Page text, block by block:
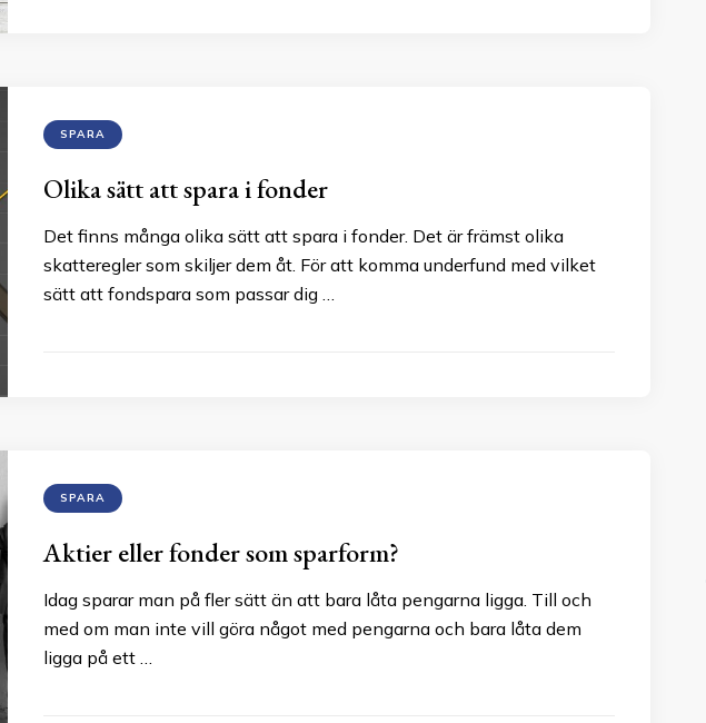
SPARA
Olika sätt att spara i fonder
Det finns många olika sätt att spara i fonder. Det är främst olika
skatteregler som skiljer dem åt. För att komma underfund med vilket
sätt att fondspara som passar dig …
SPARA
Aktier eller fonder som sparform?
Idag sparar man på fler sätt än att bara låta pengarna ligga. Till och
med om man inte vill göra något med pengarna och bara låta dem
ligga på ett …